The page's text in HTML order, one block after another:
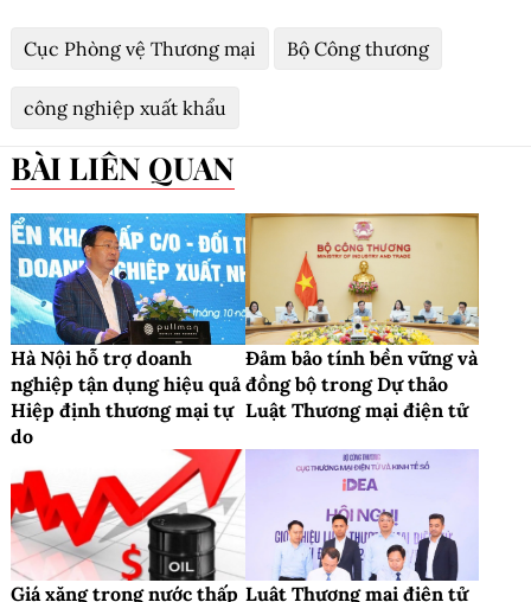
Cục Phòng vệ Thương mại Bộ Công thương
công nghiệp xuất khẩu
BÀI LIÊN QUAN
Hà Nội hỗ trợ doanh
nghiệp tận dụng hiệu quả
Hiệp định thương mại tự
do
Đảm bảo tính bền vững và
đồng bộ trong Dự thảo
Luật Thương mại điện tử
Giá xăng trong nước thấp Luật Thương mại điện tử